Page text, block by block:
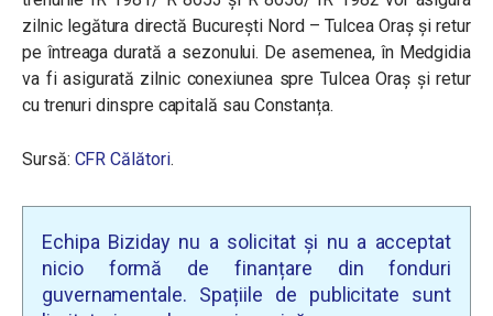
zilnic legătura directă București Nord – Tulcea Oraș și retur
pe întreaga durată a sezonului. De asemenea, în Medgidia
va fi asigurată zilnic conexiunea spre Tulcea Oraș și retur
cu trenuri dinspre capitală sau Constanța.
Sursă: CFR Călători.
Echipa Biziday nu a solicitat și nu a acceptat
nicio formă de finanțare din fonduri
guvernamentale. Spațiile de publicitate sunt